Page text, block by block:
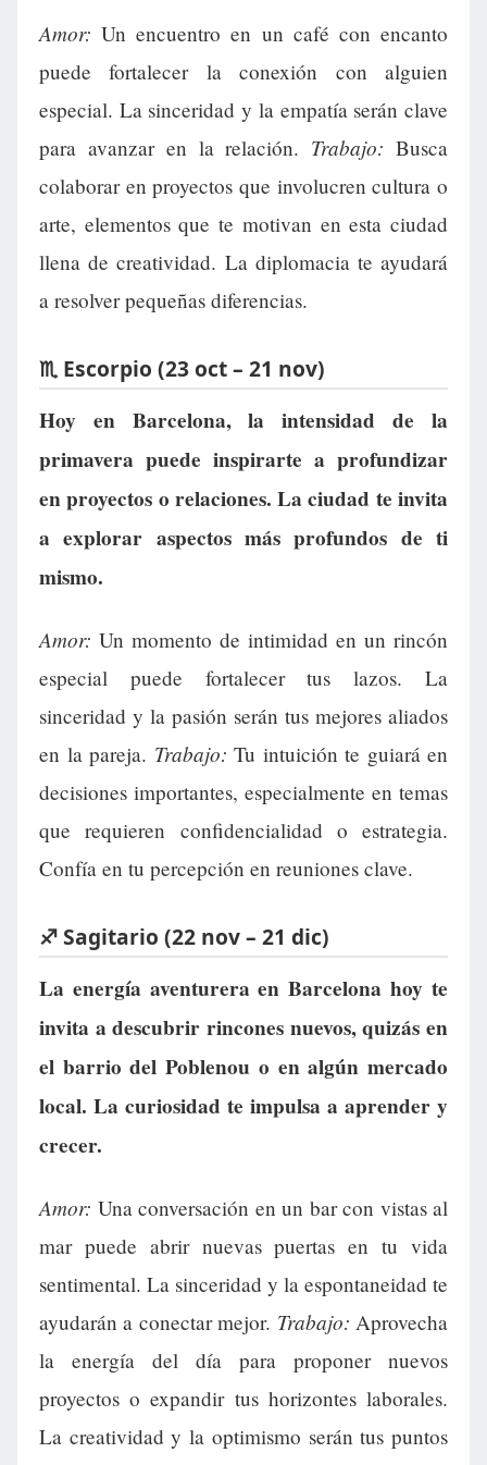
Amor: Un encuentro en un café con encanto
puede fortalecer la conexión con alguien
especial. La sinceridad y la empatía serán clave
para avanzar en la relación. Trabajo: Busca
colaborar en proyectos que involucren cultura o
arte, elementos que te motivan en esta ciudad
llena de creatividad. La diplomacia te ayudará
a resolver pequeñas diferencias.
♏ Escorpio (23 oct – 21 nov)
Hoy en Barcelona, la intensidad de la
primavera puede inspirarte a profundizar
en proyectos o relaciones. La ciudad te invita
a explorar aspectos más profundos de ti
mismo.
Amor: Un momento de intimidad en un rincón
especial puede fortalecer tus lazos. La
sinceridad y la pasión serán tus mejores aliados
en la pareja. Trabajo: Tu intuición te guiará en
decisiones importantes, especialmente en temas
que requieren confidencialidad o estrategia.
Confía en tu percepción en reuniones clave.
♐ Sagitario (22 nov – 21 dic)
La energía aventurera en Barcelona hoy te
invita a descubrir rincones nuevos, quizás en
el barrio del Poblenou o en algún mercado
local. La curiosidad te impulsa a aprender y
crecer.
Amor: Una conversación en un bar con vistas al
mar puede abrir nuevas puertas en tu vida
sentimental. La sinceridad y la espontaneidad te
ayudarán a conectar mejor. Trabajo: Aprovecha
la energía del día para proponer nuevos
proyectos o expandir tus horizontes laborales.
La creatividad y la optimismo serán tus puntos